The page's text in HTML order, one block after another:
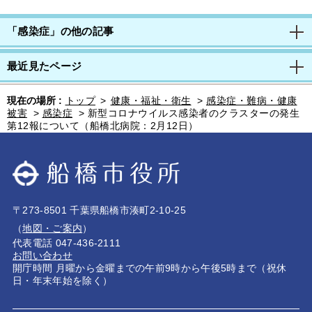
「感染症」の他の記事
最近見たページ
現在の場所 : トップ > 健康・福祉・衛生 > 感染症・難病・健康
被害 > 感染症 > 新型コロナウイルス感染者のクラスターの発生
第12報について（船橋北病院：2月12日）
〒273-8501 千葉県船橋市湊町2-10-25
（地図・ご案内）
代表電話 047-436-2111
お問い合わせ
開庁時間 月曜から金曜までの午前9時から午後5時まで（祝休
日・年末年始を除く）